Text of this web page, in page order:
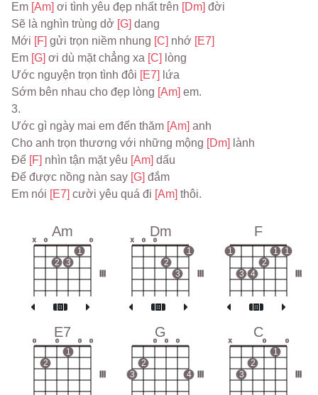
Em [Am] ơi tình yêu đẹp nhất trên [Dm] đời
Sẽ là nghìn trùng dở [G] dang
Mới [F] gửi trọn niềm nhung [C] nhớ [E7]
Em [G] ơi dù mặt chẳng xa [C] lòng
Ước nguyện trọn tình đôi [E7]
lứa
Sớm bên nhau cho đẹp lòng [Am] em.
3.
Ước gì ngày mai em đến thăm [Am] anh
Cho anh trọn thương với những mộng [Dm] lành
Để [F] nhìn tận mặt yêu [Am] dấu
Để được nồng nàn say [G] đắm
Em nói [E7] cười yêu quá đi [Am] thôi.
Am
x o
2 3
1
o
Dm
x o o
2
3
1
F
1
3 4
2
1 1
E7
o
2
o
1
o o
G
3
2
o o o
4
C
x
3
2
o
1
o